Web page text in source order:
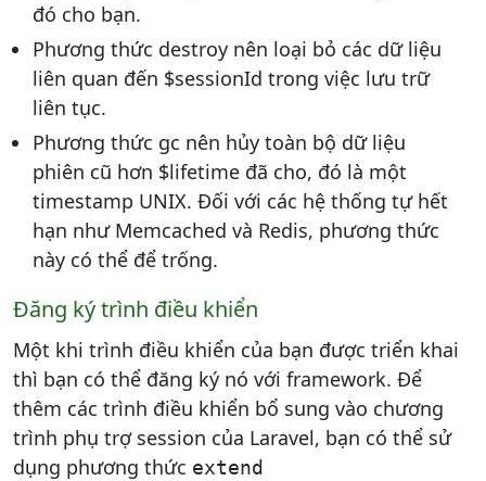
đó cho bạn.
Phương thức destroy nên loại bỏ các dữ liệu
liên quan đến $sessionId trong việc lưu trữ
liên tục.
Phương thức gc nên hủy toàn bộ dữ liệu
phiên cũ hơn $lifetime đã cho, đó là một
timestamp UNIX. Đối với các hệ thống tự hết
hạn như Memcached và Redis, phương thức
này có thể để trống.
Đăng ký trình điều khiển
Một khi trình điều khiển của bạn được triển khai
thì bạn có thể đăng ký nó với framework. Để
thêm các trình điều khiển bổ sung vào chương
trình phụ trợ session của Laravel, bạn có thể sử
dụng phương thức extend